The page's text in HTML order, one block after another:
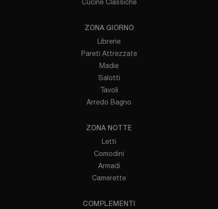
Cucine Classiche
ZONA GIORNO
Librerie
Pareti Attrezzate
Madie
Salotti
Tavoli
Arredo Bagno
ZONA NOTTE
Letti
Comodini
Armadi
Camerette
COMPLEMENTI